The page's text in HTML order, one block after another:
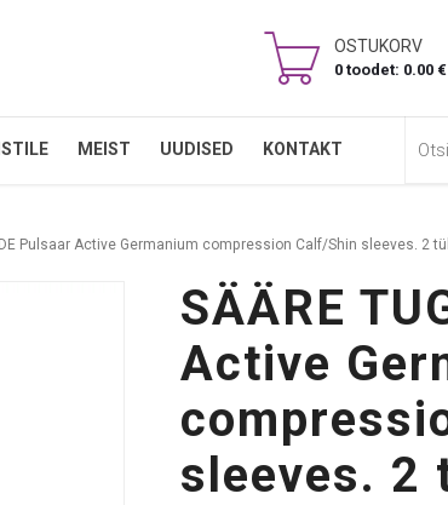
OSTUKORV
0 toodet: 0.00 €
MEIST UUDISED KONTAKT
Pulsaar Active Germanium compression Calf/Shin sleeves. 2
SÄÄRE
Active
sleeves. 2